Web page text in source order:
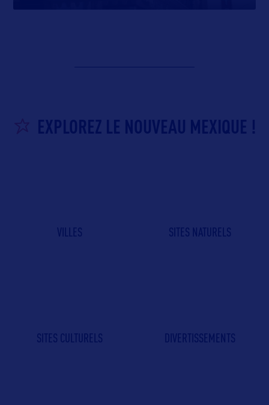
EXPLOREZ LE NOUVEAU MEXIQUE !
VILLES SITES NATURELS
SITES CULTURELS DIVERTISSEMENTS